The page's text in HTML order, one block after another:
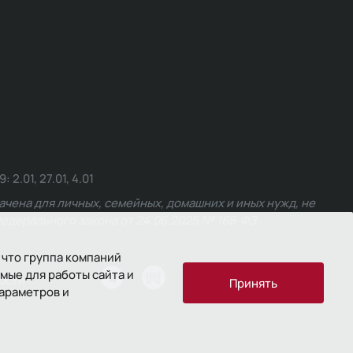
группа компаний
для работы сайта и
и
Принять
27.01, 4.01
для личных, семейных, домашних и иных нужд, не